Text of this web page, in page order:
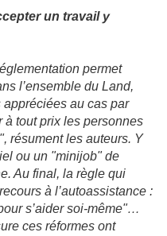
un travail y
permet
l’ensemble du Land,
au cas par
à tout prix les personnes
résument les auteurs. Y
ou un "minijob" de
Au final, la règle qui
à l’autoassistance :
s’aider soi-même"…
ces réformes ont